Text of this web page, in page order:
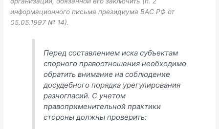
информационного письма президиума ВАС РФ от
05.05.1997 № 14).
Перед составлением иска субъектам
спорного правоотношения необходимо
обратить внимание на соблюдение
досудебного порядка урегулирования
разногласий. С учетом
правоприменительной практики
стороны должны проверить: